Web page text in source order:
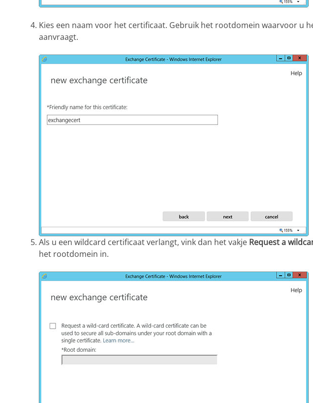
Kies een naam voor het certificaat. Gebruik het rootdomein waarvoor u
aanvraagt.
Als u een wildcard certificaat verlangt, vink dan het vakje Request a
het rootdomein in.